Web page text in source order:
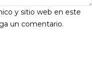
y sitio web en este
un comentario.